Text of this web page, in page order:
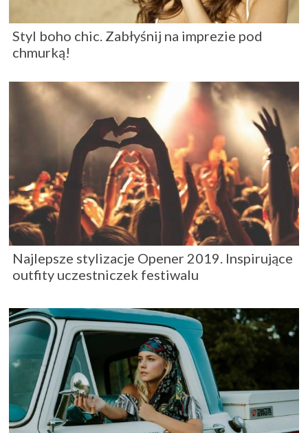
Styl boho chic. Zabłyśnij na imprezie pod
chmurką!
Najlepsze stylizacje Opener 2019. Inspirujące
outfity uczestniczek festiwalu